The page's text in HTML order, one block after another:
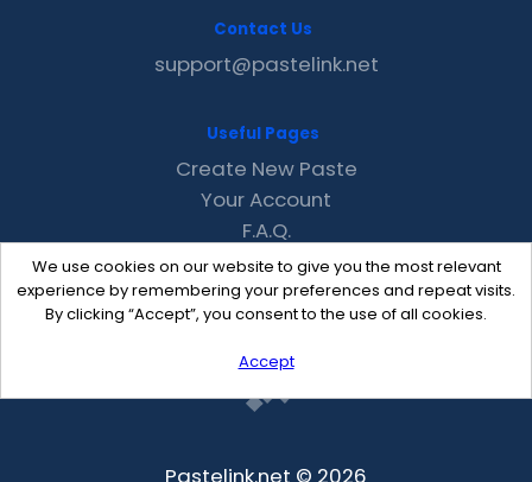
We use cookies on our website to give you the most relevant
experience by remembering your preferences and repeat visits.
By clicking “Accept”, you consent to the use of all cookies.
Accept
Contact Us
support@pastelink.net
Useful Pages
Create New Paste
Your Account
F.A.Q.
Recent
Contact
Pastelink.net © 2026